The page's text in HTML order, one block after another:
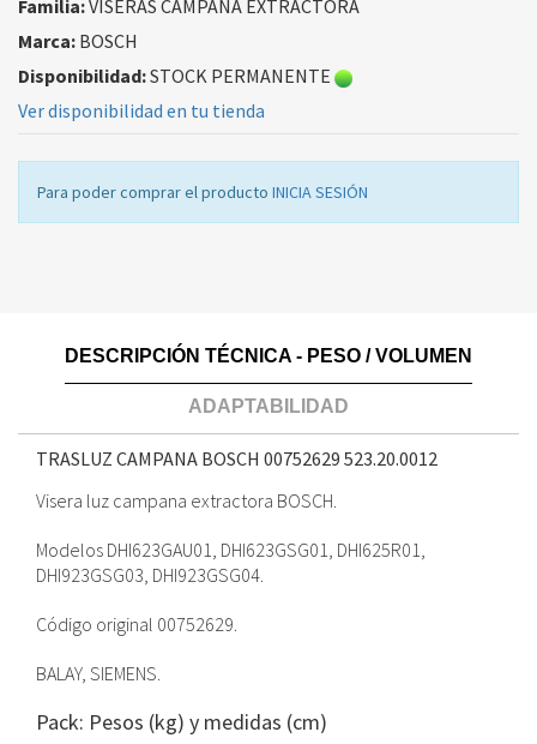
Familia:VISERAS CAMPANA EXTRACTORA
Marca: BOSCH
Disponibilidad:STOCK PERMANENTE
Ver disponibilidad en tu tienda
Para poder comprar el producto INICIA SESIÓN
DESCRIPCIÓN TÉCNICA - PESO / VOLUMEN
ADAPTABILIDAD
TRASLUZ CAMPANA BOSCH 00752629 523.20.0012
Visera luz campana extractora BOSCH.
Modelos DHI623GAU01, DHI623GSG01, DHI625R01,
DHI923GSG03, DHI923GSG04.
Código original 00752629.
BALAY, SIEMENS.
Pack: Pesos (kg) y medidas (cm)